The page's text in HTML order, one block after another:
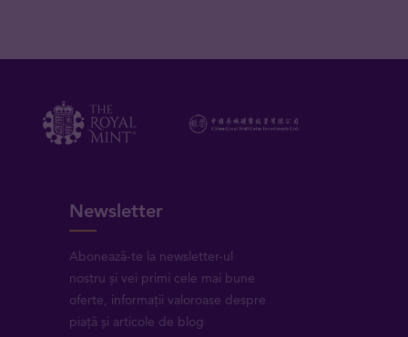
Newsletter
Abonează-te la newsletter-ul
nostru și vei primi cele mai bune
oferte, informații valoroase despre
piață și articole de blog